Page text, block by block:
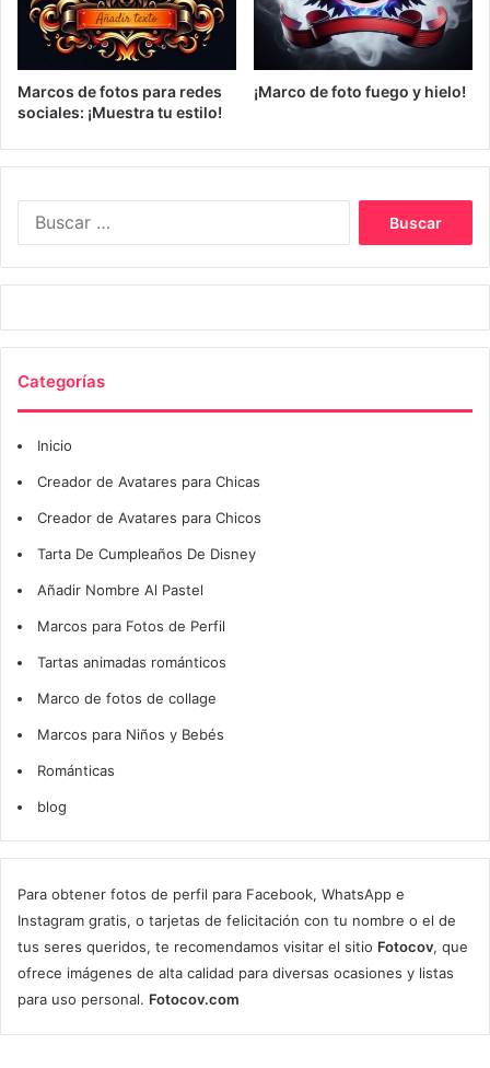
Marcos de fotos para redes
sociales: ¡Muestra tu estilo!
¡Marco de foto fuego y hielo!
Categorías
Inicio
Creador de Avatares para Chicas
Creador de Avatares para Chicos
Tarta De Cumpleaños De Disney
Añadir Nombre Al Pastel
Marcos para Fotos de Perfil
Tartas animadas románticos
Marco de fotos de collage
Marcos para Niños y Bebés
Románticas
blog
Para obtener fotos de perfil para Facebook, WhatsApp e
Instagram gratis, o tarjetas de felicitación con tu nombre o el de
tus seres queridos, te recomendamos visitar el sitio Fotocov, que
ofrece imágenes de alta calidad para diversas ocasiones y listas
para uso personal. Fotocov.com